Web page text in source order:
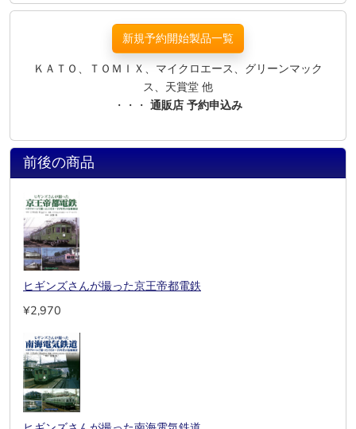
新規予約開始製品一覧
ＫＡＴＯ、ＴＯＭＩＸ、マイクロエース、グリーンマック
ス、天賞堂 他
・・・ 通販店 予約申込み
前後の商品
ヒギンズさんが撮った京王帝都電鉄
¥2,970